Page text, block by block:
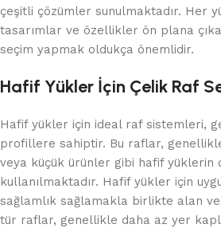
çeşitli çözümler sunulmaktadır. Her
tasarımlar ve özellikler ön plana
seçim yapmak oldukça önemlidir.
Hafif Yükler İçin Çelik Raf
Hafif yükler için ideal raf sistemleri,
profillere sahiptir. Bu raflar,
veya küçük ürünler gibi hafif yüklerin
kullanılmaktadır. Hafif yükler için
sağlamlık sağlamakla birlikte alan
tür raflar, genellikle daha az yer